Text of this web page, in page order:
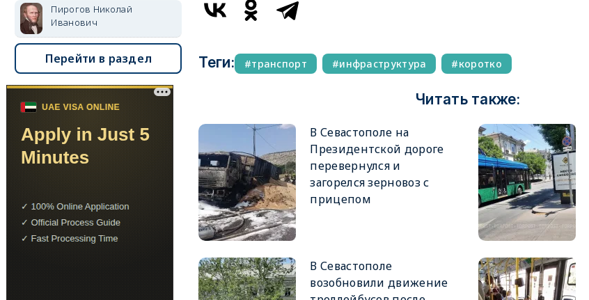
Теги: транспорт инфраструктура коротко
Читать также:
В Севастополе на
Президентской дороге
перевернулся и
загорелся зерновоз с
прицепом
В Севастополе
возобновили движение
Пирогов Николай
Иванович
Перейти в раздел